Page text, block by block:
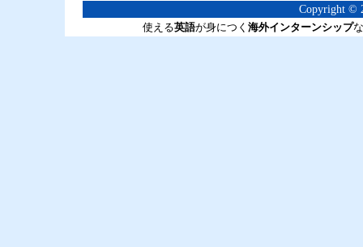
Copyright ©
使える英語が身につく 海外インターンシップ